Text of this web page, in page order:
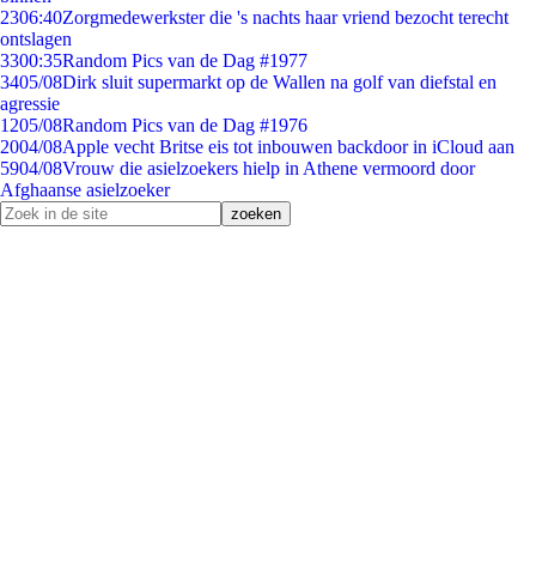
2306:40Zorgmedewerkster die 's nachts haar vriend bezocht terecht
ontslagen
3300:35Random Pics van de Dag #1977
3405/08Dirk sluit supermarkt op de Wallen na golf van diefstal en
agressie
1205/08Random Pics van de Dag #1976
2004/08Apple vecht Britse eis tot inbouwen backdoor in iCloud aan
5904/08Vrouw die asielzoekers hielp in Athene vermoord door
Afghaanse asielzoeker